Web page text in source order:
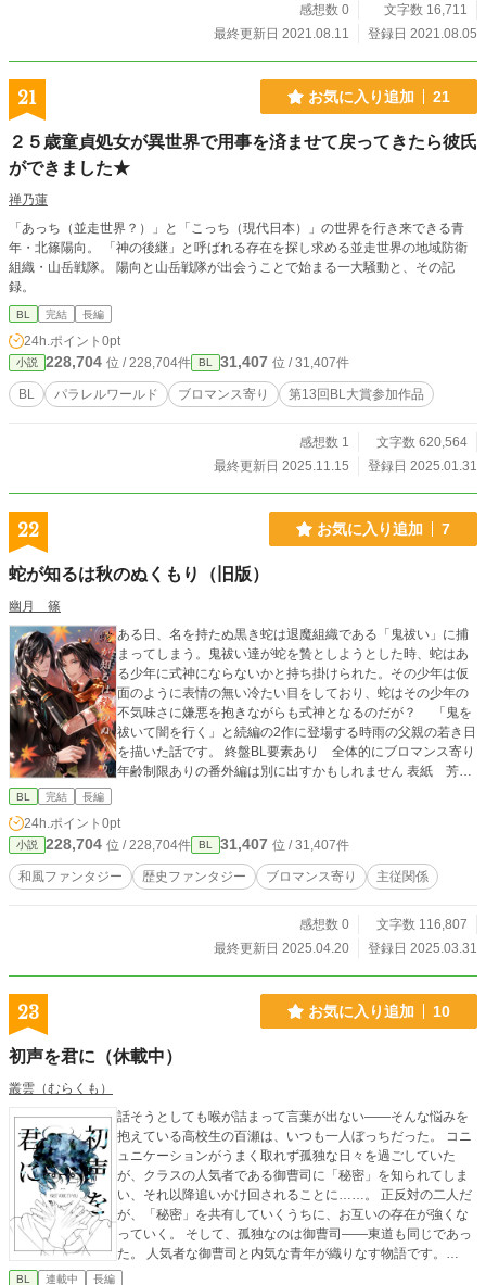
感想数 0
文字数 16,711
最終更新日 2021.08.11
登録日 2021.08.05
21 お気に入り追加 21
２５歳童貞処女が異世界で用事を済ませて戻ってきたら彼氏
ができました★
禅乃蓮
「あっち（並走世界？）」と「こっち（現代日本）」の世界を行き来できる青
年・北篠陽向。 「神の後継」と呼ばれる存在を探し求める並走世界の地域防衛
組織・山岳戦隊。 陽向と山岳戦隊が出会うことで始まる一大騒動と、その記
録。
BL 完結 長編
24h.ポイント 0pt
小説 228,704 位 / 228,704件 BL 31,407 位 / 31,407件
BL パラレルワールド ブロマンス寄り 第13回BL大賞参加作品
感想数 1
文字数 620,564
最終更新日 2025.11.15
登録日 2025.01.31
22 お気に入り追加 7
蛇が知るは秋のぬくもり（旧版）
幽月 篠
ある日、名を持たぬ黒き蛇は退魔組織である「鬼祓い」に捕
まってしまう。鬼祓い達が蛇を贄としようとした時、蛇はあ
る少年に式神にならないかと持ち掛けられた。その少年は仮
面のように表情の無い冷たい目をしており、蛇はその少年の
不気味さに嫌悪を抱きながらも式神となるのだが？ 「鬼を
祓いて闇を行く」と続編の2作に登場する時雨の父親の若き日
を描いた話です。 終盤BL要素あり 全体的にブロマンス寄り
年齢制限ありの番外編は別に出すかもしれません 表紙 芳乃
BL 完結 長編
24h.ポイント 0pt
小説 228,704 位 / 228,704件 BL 31,407 位 / 31,407件
和風ファンタジー 歴史ファンタジー ブロマンス寄り 主従関係
感想数 0
文字数 116,807
最終更新日 2025.04.20
登録日 2025.03.31
23 お気に入り追加 10
初声を君に（休載中）
叢雲（むらくも）
話そうとしても喉が詰まって言葉が出ない――そんな悩みを
抱えている高校生の百瀬は、いつも一人ぼっちだった。 コニ
ュニケーションがうまく取れず孤独な日々を過ごしていた
が、クラスの人気者である御曹司に「秘密」を知られてしま
い、それ以降追いかけ回されることに……。 正反対の二人だ
が、「秘密」を共有していくうちに、お互いの存在が強くな
っていく。 そして、孤独なのは御曹司――東道も同じであっ
た。 人気者な御曹司と内気な青年が織りなす物語です。
〜〜〜〜〜〜〜〜〜〜 ※BLと表記していますが恋愛要素は少
BL 連載中 長編